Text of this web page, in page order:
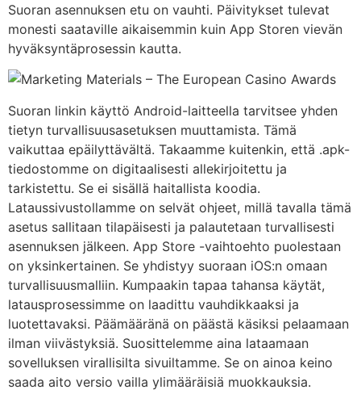
Suoran asennuksen etu on vauhti. Päivitykset tulevat
monesti saataville aikaisemmin kuin App Storen vievän
hyväksyntäprosessin kautta.
Suoran linkin käyttö Android-laitteella tarvitsee yhden
tietyn turvallisuusasetuksen muuttamista. Tämä
vaikuttaa epäilyttävältä. Takaamme kuitenkin, että .apk-
tiedostomme on digitaalisesti allekirjoitettu ja
tarkistettu. Se ei sisällä haitallista koodia.
Lataussivustollamme on selvät ohjeet, millä tavalla tämä
asetus sallitaan tilapäisesti ja palautetaan turvallisesti
asennuksen jälkeen. App Store -vaihtoehto puolestaan
on yksinkertainen. Se yhdistyy suoraan iOS:n omaan
turvallisuusmalliin. Kumpaakin tapaa tahansa käytät,
latausprosessimme on laadittu vauhdikkaaksi ja
luotettavaksi. Päämääränä on päästä käsiksi pelaamaan
ilman viivästyksiä. Suosittelemme aina lataamaan
sovelluksen virallisilta sivuiltamme. Se on ainoa keino
saada aito versio vailla ylimääräisiä muokkauksia.